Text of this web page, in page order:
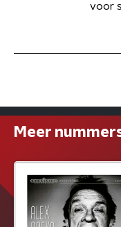
voor
Meer